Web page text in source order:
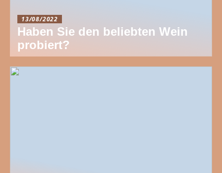
13/08/2022
Haben Sie den beliebten Wein
probiert?